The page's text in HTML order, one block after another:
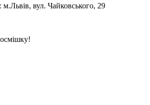
м.Львів, вул. Чайковського, 29